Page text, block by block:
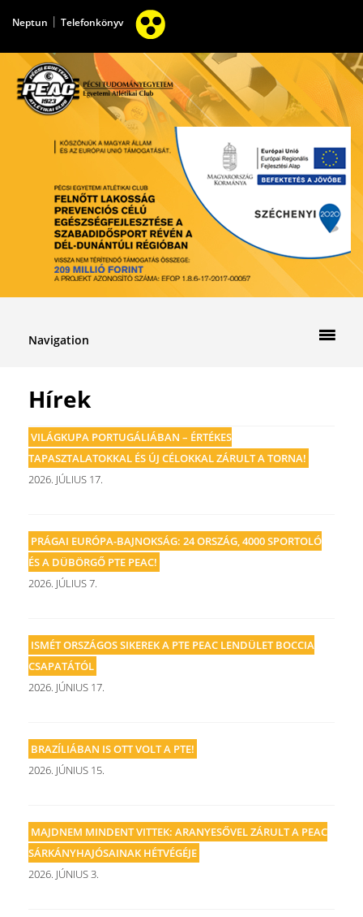
Neptun | Telefonkönyv
Navigation
Hírek
VILÁGKUPA PORTUGÁLIÁBAN – ÉRTÉKES
TAPASZTALATOKKAL ÉS ÚJ CÉLOKKAL ZÁRULT A TORNA!
2026. JÚLIUS 17.
PRÁGAI EURÓPA-BAJNOKSÁG: 24 ORSZÁG, 4000 SPORTOLÓ
ÉS A DÜBÖRGŐ PTE PEAC!
2026. JÚLIUS 7.
ISMÉT ORSZÁGOS SIKEREK A PTE PEAC LENDÜLET BOCCIA
CSAPATÁTÓL
2026. JÚNIUS 17.
BRAZÍLIÁBAN IS OTT VOLT A PTE!
2026. JÚNIUS 15.
MAJDNEM MINDENT VITTEK: ARANYESŐVEL ZÁRULT A PEAC
SÁRKÁNYHAJÓSAINAK HÉTVÉGÉJE
2026. JÚNIUS 3.